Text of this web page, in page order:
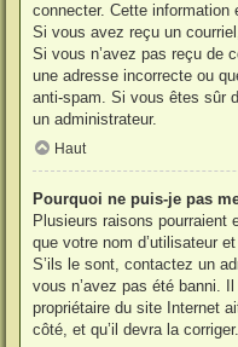
connecter. Cette information
Si vous avez reçu un
Si vous n’avez pas reçu de
une adresse incorrecte ou
anti-spam. Si vous êtes sûr
un administrateur.
Haut
Pourquoi ne puis-je pas
Plusieurs raisons pourraient
que votre nom d’utilisateur
S’ils le sont, contactez un
vous n’avez pas été banni.
propriétaire du site Internet
côté, et qu’il devra la corriger.